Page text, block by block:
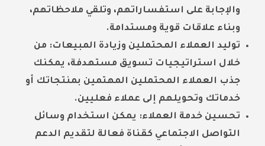
والإجابة على استفساراتهم، وتلقي ملاحظاتهم،
وبناء علاقات قوية ومستدامة.
توليد العملاء المحتملين وزيادة المبيعات: من
خلال استراتيجيات تسويق مستهدفة، يمكنك
جذب العملاء المحتملين المهتمين بمنتجاتك أو
خدماتك وتحويلهم إلى عملاء فعليين.
تحسين خدمة العملاء: يمكن استخدام وسائل
التواصل الاجتماعي كقناة فعالة لتقديم الدعم